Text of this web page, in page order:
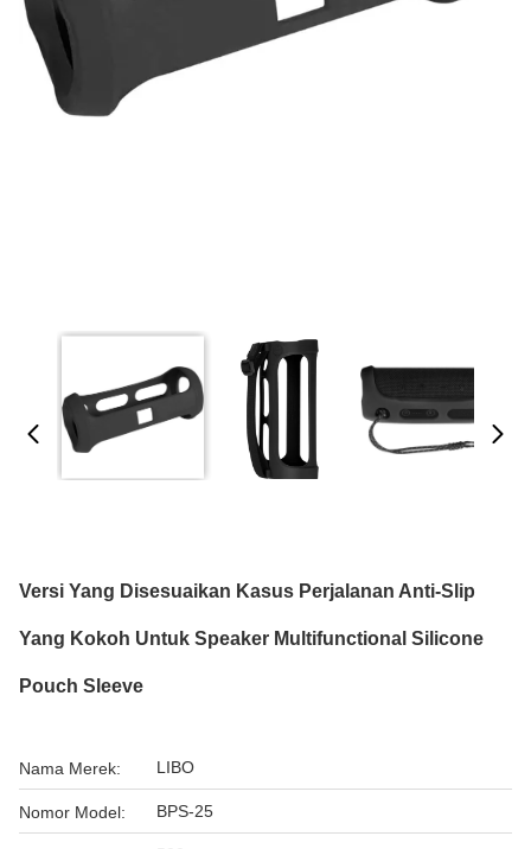
Versi Yang Disesuaikan Kasus Perjalanan Anti-Slip
Yang Kokoh Untuk Speaker Multifunctional Silicone
Pouch Sleeve
Nama Merek: LIBO
Nomor Model: BPS-25